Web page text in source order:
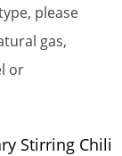
please
gas,
or
Stirring Chili